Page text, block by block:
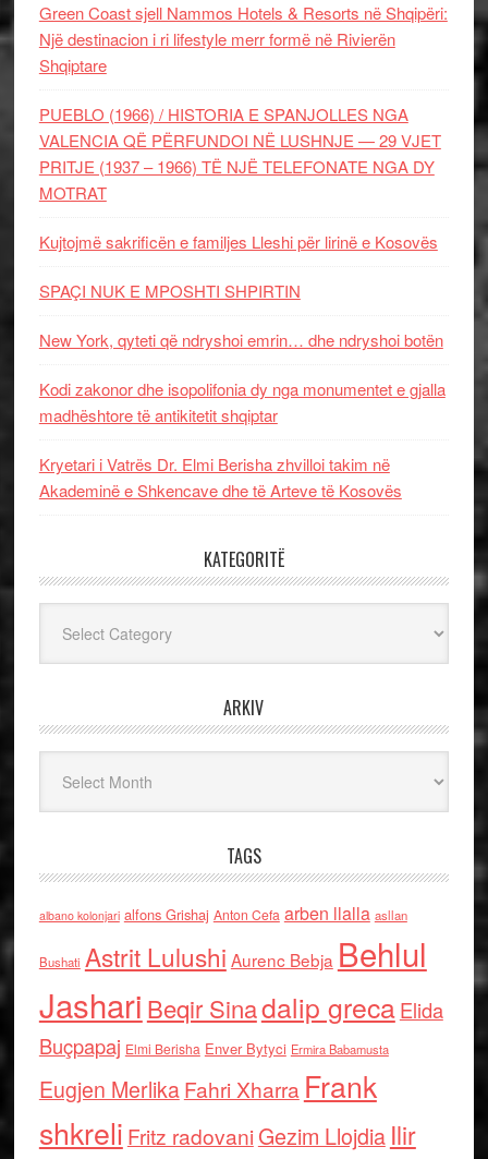
Green Coast sjell Nammos Hotels & Resorts në Shqipëri:
Një destinacion i ri lifestyle merr formë në Rivierën
Shqiptare
PUEBLO (1966) / HISTORIA E SPANJOLLES NGA
VALENCIA QË PËRFUNDOI NË LUSHNJE — 29 VJET
PRITJE (1937 – 1966) TË NJË TELEFONATE NGA DY
MOTRAT
Kujtojmë sakrificën e familjes Lleshi për lirinë e Kosovës
SPAÇI NUK E MPOSHTI SHPIRTIN
New York, qyteti që ndryshoi emrin… dhe ndryshoi botën
Kodi zakonor dhe isopolifonia dy nga monumentet e gjalla
madhështore të antikitetit shqiptar
Kryetari i Vatrës Dr. Elmi Berisha zhvilloi takim në
Akademinë e Shkencave dhe të Arteve të Kosovës
KATEGORITË
ARKIV
TAGS
albano kolonjari alfons Grishaj Anton Cefa arben llalla asllan
Bushati Astrit Lulushi Aurenc Bebja Behlul
Jashari Beqir Sinadalip grecaElida
Buçpapaj Elmi Berisha Enver Bytyci Ermira Babamusta
Eugjen MerlikaFahri Xharra Frank
shkreli Fritz radovaniGezim Llojdia Ilir